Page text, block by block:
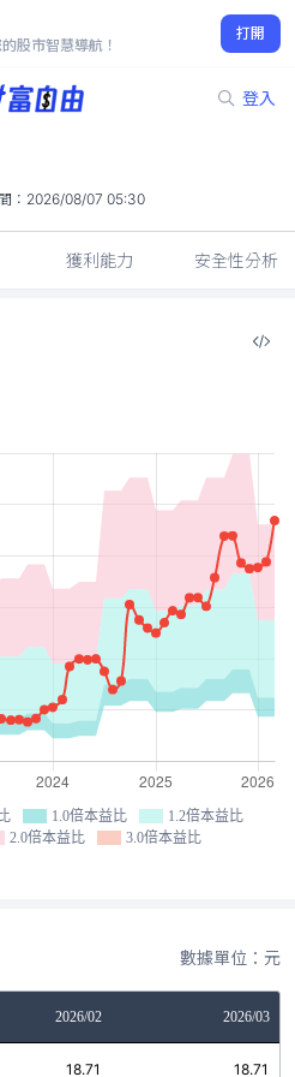
股市智慧導航！
打開
登入
0.3%
： 2026/08/07 05:30
獲利能力 安全性分析
1.0倍本益比
1.2倍本益比
2.0倍本益比 3.0倍本益比
數據單位：元
2026/02 2026/03
18.71 18.71